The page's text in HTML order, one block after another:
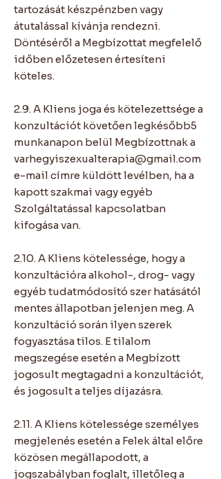
tartozását készpénzben vagy
átutalással kívánja rendezni.
Döntéséről a Megbízottat megfelelő
időben előzetesen értesíteni
köteles.
2.9. A Kliens joga és kötelezettsége a
konzultációt követően legkésőbb5
munkanapon belül Megbízottnak a
varhegyiszexualterapia@gmail.com
e-mail címre küldött levélben, ha a
kapott szakmai vagy egyéb
Szolgáltatással kapcsolatban
kifogása van.
2.10. A Kliens kötelessége, hogy a
konzultációra alkohol-, drog- vagy
egyéb tudatmódosító szer hatásától
mentes állapotban jelenjen meg. A
konzultáció során ilyen szerek
fogyasztása tilos. E tilalom
megszegése esetén a Megbízott
jogosult megtagadni a konzultációt,
és jogosult a teljes díjazásra.
2.11. A Kliens kötelessége személyes
megjelenés esetén a Felek által előre
közösen megállapodott, a
jogszabályban foglalt, illetőleg a